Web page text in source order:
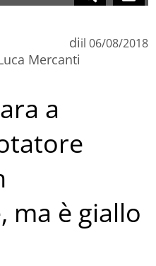
di
Mercanti
il 06/08/2018
a
ma è giallo